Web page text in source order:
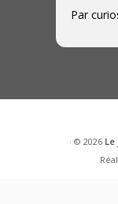
Par
· © 2026 Le